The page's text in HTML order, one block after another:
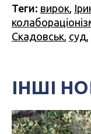
Теги: вирок,
Скадовськ, суд,
ІНШІ